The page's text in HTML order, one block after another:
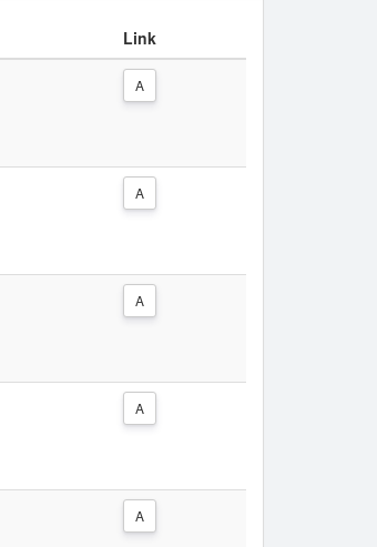
Link
A
A
A
A
A